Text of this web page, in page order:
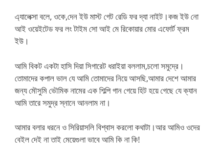
এ্যালেক্সা বলে, ওকে,দেন ইউ মাস্ট গেট রেডি ফর দ্যা নাইট।কজ ইউ নো
আই ওয়েইটেড ফর লং টাইম সো আই মে রিকোয়ার মোর এফোর্ট ফ্রম
ইউ।
আমি বিকট একটা হাসি দিয়া সিগারেট ধরাইয়া বললাম,চলো সমুদ্রে।
তোমাদের কপাল ভাল যে আমি তোমাদের নিয়ে আসছি,আমার দেশে আমার
জন্য মৌসুমি ভৌমিক নামের এক শিল্পি গান গেয়ে হিট হয়ে গেছে যে ক্যান
আমি তারে সমুদ্র স্নানে আনলাম না।
আমার বলার ধরনে ও সিরিয়াসলি বিশ্বাস করলো কথাটা।আর আমিও ওদের
বেইল দেই না তাই মেয়েগুলা ভাবে আমি কি না কি!